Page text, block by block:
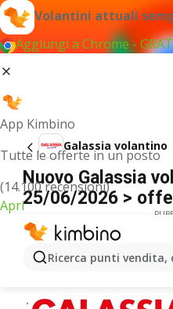
Volantini attuali
Aggiungi a Chrome -
App Kimbino
Tutte le offerte in un posto
(14.100 recensioni)
Apri
Ricerca punti
Galassia volantino
Nuovo Galassia
25/06/2026 >